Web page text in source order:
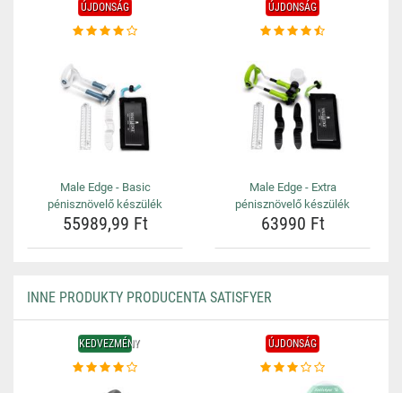
ÚJDONSÁG
Male Edge - Basic
pénisznövelő készülék
55989,99 Ft
ÚJDONSÁG
Male Edge - Extra
pénisznövelő készülék
63990 Ft
INNE PRODUKTY PRODUCENTA SATISFYER
KEDVEZMÉNY ÚJDONSÁG